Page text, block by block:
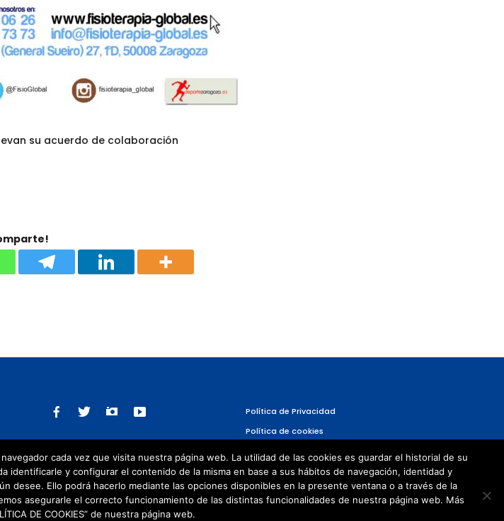
su acuerdo de colaboración
Política de Privacidad
Política de cookies
cada vez que visita nuestra página web. La utilidad de las cookies es guardar el historial de su
y configurar el contenido de la misma en base a sus hábitos de navegación, identidad y
desee. Ello podrá hacerlo mediante las opciones disponibles en la presente ventana o a través de la
asegurarle el correcto funcionamiento de las distintas funcionalidades de nuestra página web. Más
DE COOKIES” de nuestra página web.